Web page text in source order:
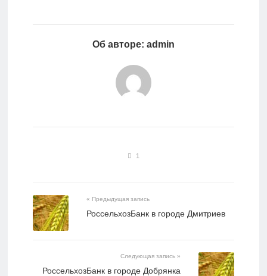
Об авторе: admin
1
« Предыдущая запись
РоссельхозБанк в городе Дмитриев
Следующая запись »
РоссельхозБанк в городе Добрянка